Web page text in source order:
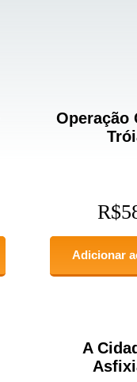
Operação
R$
Adicionar
A